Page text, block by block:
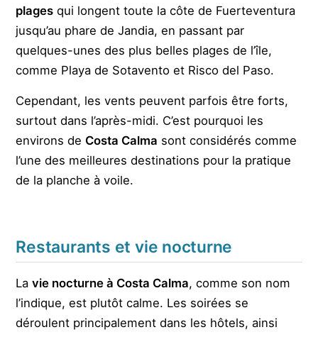
plages qui longent toute la côte de Fuerteventura
jusqu’au phare de Jandia, en passant par
quelques-unes des plus belles plages de l’île,
comme Playa de Sotavento et Risco del Paso.
Cependant, les vents peuvent parfois être forts,
surtout dans l’après-midi. C’est pourquoi les
environs de Costa Calma sont considérés comme
l’une des meilleures destinations pour la pratique
de la planche à voile.
Restaurants et vie nocturne
Lavie nocturne à Costa Calma, comme son nom
l’indique, est plutôt calme. Les soirées se
déroulent principalement dans les hôtels, ainsi